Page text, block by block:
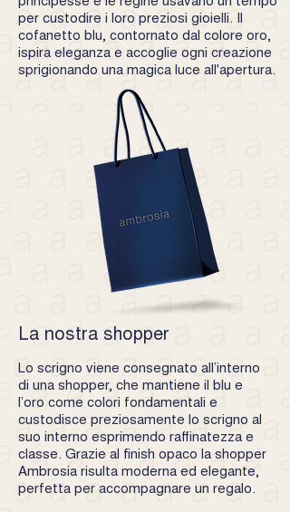
per custodire i loro preziosi gioielli. Il
cofanetto blu, contornato dal colore oro,
ispira eleganza e accoglie ogni creazione
sprigionando una magica luce all'apertura.
La nostra shopper
Lo scrigno viene consegnato all’interno
di una shopper, che mantiene il blu e
l’oro come colori fondamentali e
custodisce preziosamente lo scrigno al
suo interno esprimendo raffinatezza e
classe. Grazie al finish opaco la shopper
Ambrosia risulta moderna ed elegante,
perfetta per accompagnare un regalo.